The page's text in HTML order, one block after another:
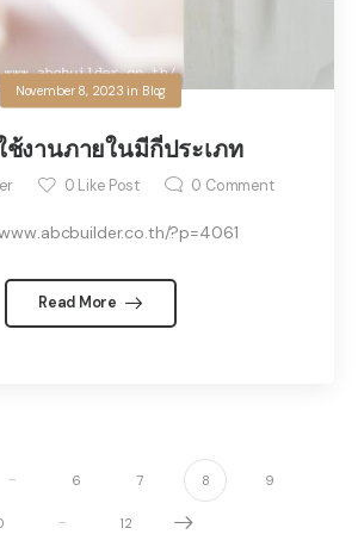
November 8, 2023 in Blog
ช้งานภายในมีกี่ประเภท
0 Like Post 0 Comment
?p=4061
Read More
… 6 7 8 9
… 12